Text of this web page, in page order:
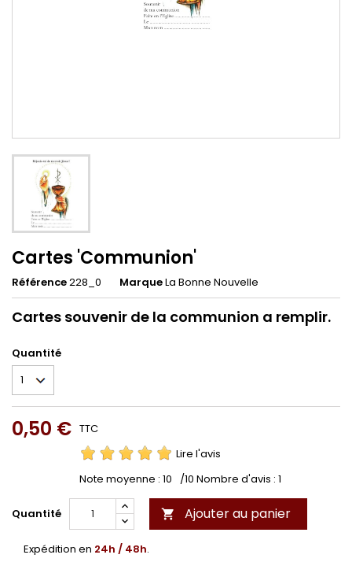
Cartes 'Communion'
Référence228_0 MarqueLa Bonne Nouvelle
Cartes souvenir de la communion a remplir.
Quantité
0,50 € TTC
Lire l'avis
Note moyenne : 10 /10 Nombre d'avis : 1
Quantité  Ajouter au panier
Expédition en 24h / 48h.